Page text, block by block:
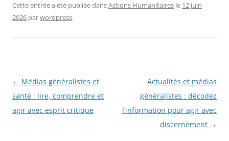
Cette entrée a été publiée dansActions Humanitaires le 12 juin
2026 parwordpress.
Navigation
des
articles
← Médias généralistes et
santé : lire, comprendre et
agir avec esprit critique
Actualités et médias
généralistes : décodez
l’information pour agir avec
discernement →